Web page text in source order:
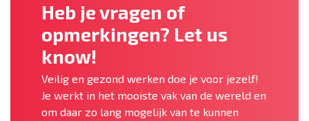
Heb je vragen of
opmerkingen? Let us
know!
Veilig en gezond werken doe je voor jezelf!
Je werkt in het mooiste vak van de wereld en
om daar zo lang mogelijk van te kunnen